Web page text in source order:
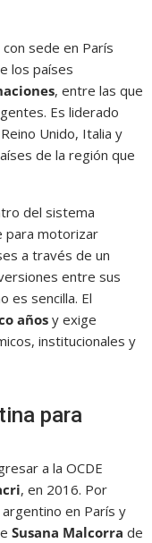
sede en París
los países
, entre las que
Es liderado
Unido, Italia y
de la región que
del sistema
para motorizar
a través de un
entre sus
es sencilla. El
añosy exige
institucionales y
para
a la OCDE
, en 2016. Por
en París y
Susana Malcorrade